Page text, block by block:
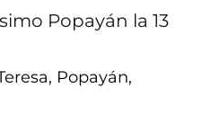
Popayán la 13
Popayán,